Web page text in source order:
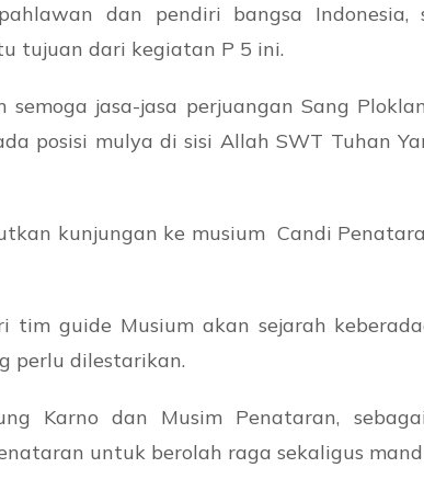
dan pendiri bangsa Indonesia,
tujuan dari kegiatan P 5 ini.
jasa-jasa perjuangan Sang
posisi mulya di sisi Allah SWT Tuhan
kunjungan ke musium Candi
guide Musium akan sejarah
perlu dilestarikan.
Karno dan Musim Penataran,
untuk berolah raga sekaligus